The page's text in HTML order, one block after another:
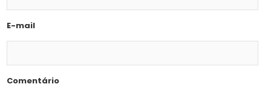
E-mail
Comentário